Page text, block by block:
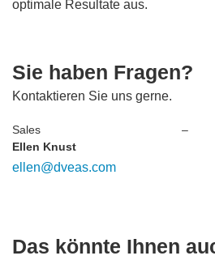
optimale Resultate aus.
Sie haben Fragen?
Kontaktieren Sie uns gerne.
Sales
Ellen Knust
ellen@dveas.com
–
Das könnte Ihnen